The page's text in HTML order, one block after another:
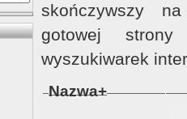
skończywszy
gotowej
wyszukiwarek
Nazwa+